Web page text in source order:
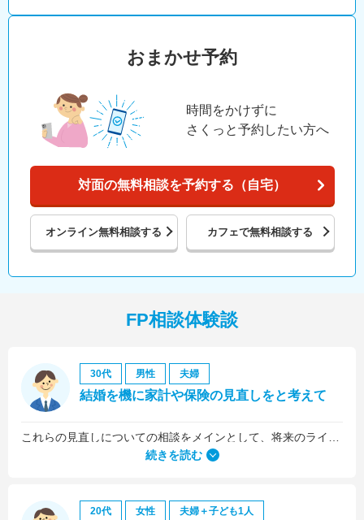
おまかせ予約
時間をかけずに
さくっと予約したい方へ
対面の無料相談を予約する（自宅）
オンライン無料相談する カフェで無料相談する
FP相談体験談
30代 男性 夫婦
結婚を機に家計や保険の見直しをと考えて
続きを読む
20代 女性 夫婦＋子ども1人